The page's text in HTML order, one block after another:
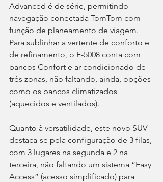
Advanced é de série, permitindo
navegação conectada TomTom com
função de planeamento de viagem.
Para sublinhar a vertente de conforto e
de refinamento, o E-5008 conta com
bancos Confort e ar condicionado de
três zonas, não faltando, ainda, opções
como os bancos climatizados
(aquecidos e ventilados).
Quanto à versatilidade, este novo SUV
destaca-se pela configuração de 3 filas,
com 3 lugares na segunda e 2 na
terceira, não faltando um sistema “Easy
Access” (acesso simplificado) para